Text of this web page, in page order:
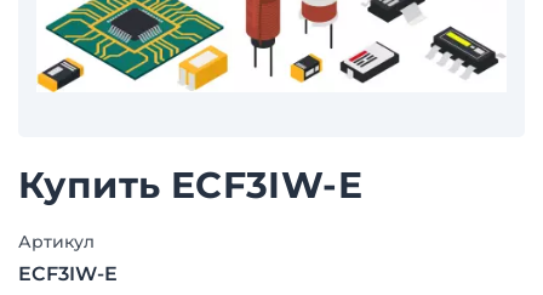
Купить ECF3IW-E
Артикул
ECF3IW-E